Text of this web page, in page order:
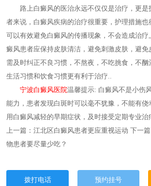
路上白癜风的医治永远不仅仅是治疗，更是
者来说，白癜风疾病的治疗很重要，护理措施也
可以有效避免白癜风的传播现象，不会造成治疗
癜风患者应保持皮肤清洁，避免刺激皮肤，避
需及时纠正不良习惯，不熬夜，不吃挑食，不酗
生活习惯和饮食习惯更有利于治疗..
宁波白癜风医院温馨提示: 白癜风不是小伤
能力，患者发现白斑时可以毫不犹豫，不能有侥
用白癜风减轻的早期症状，及时接受定期专业治
上一篇：江北区白癜风患者更应重视运动 下一
物患者要尽量少吃？
拨打电话 预约挂号